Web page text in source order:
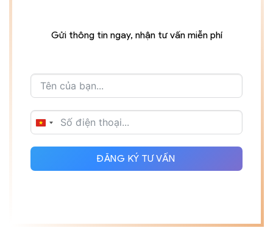
Gửi thông tin ngay, nhận tư vấn miễn phí
VIETNAM
ĐĂNG KÝ TƯ VẤN